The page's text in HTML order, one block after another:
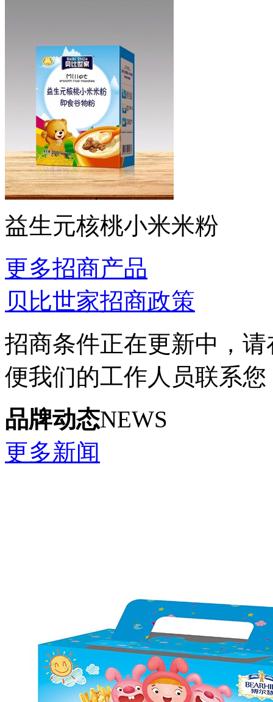
益生元核桃小米米粉
更多招商产品
贝比世家招商政策
招商条件正在更新中，
便我们的工作人员联系
品牌动态NEWS
更多新闻